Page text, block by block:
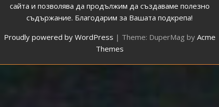
сайта и позволява да продължим да създаваме полезно
съдържание. Благодарим за Вашата подкрепа!
Proudly powered by WordPress | Theme: DuperMag by Acme
Themes